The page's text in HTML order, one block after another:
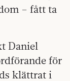
– fått ta
Daniel
för
klättrat i